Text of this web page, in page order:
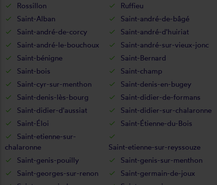
Rossillon
Ruffieu
Saint-Alban
Saint-andré-de-bâgé
Saint-andré-de-corcy
Saint-andré-d'huiriat
Saint-andré-le-bouchoux
Saint-andré-sur-vieux-jonc
Saint-bénigne
Saint-Bernard
Saint-bois
Saint-champ
Saint-cyr-sur-menthon
Saint-denis-en-bugey
Saint-denis-lès-bourg
Saint-didier-de-formans
Saint-didier-d'aussiat
Saint-didier-sur-chalaronne
Saint-Éloi
Saint-Étienne-du-Bois
Saint-etienne-sur-
chalaronne
Saint-etienne-sur-reyssouze
Saint-genis-pouilly
Saint-genis-sur-menthon
Saint-georges-sur-renon
Saint-germain-de-joux